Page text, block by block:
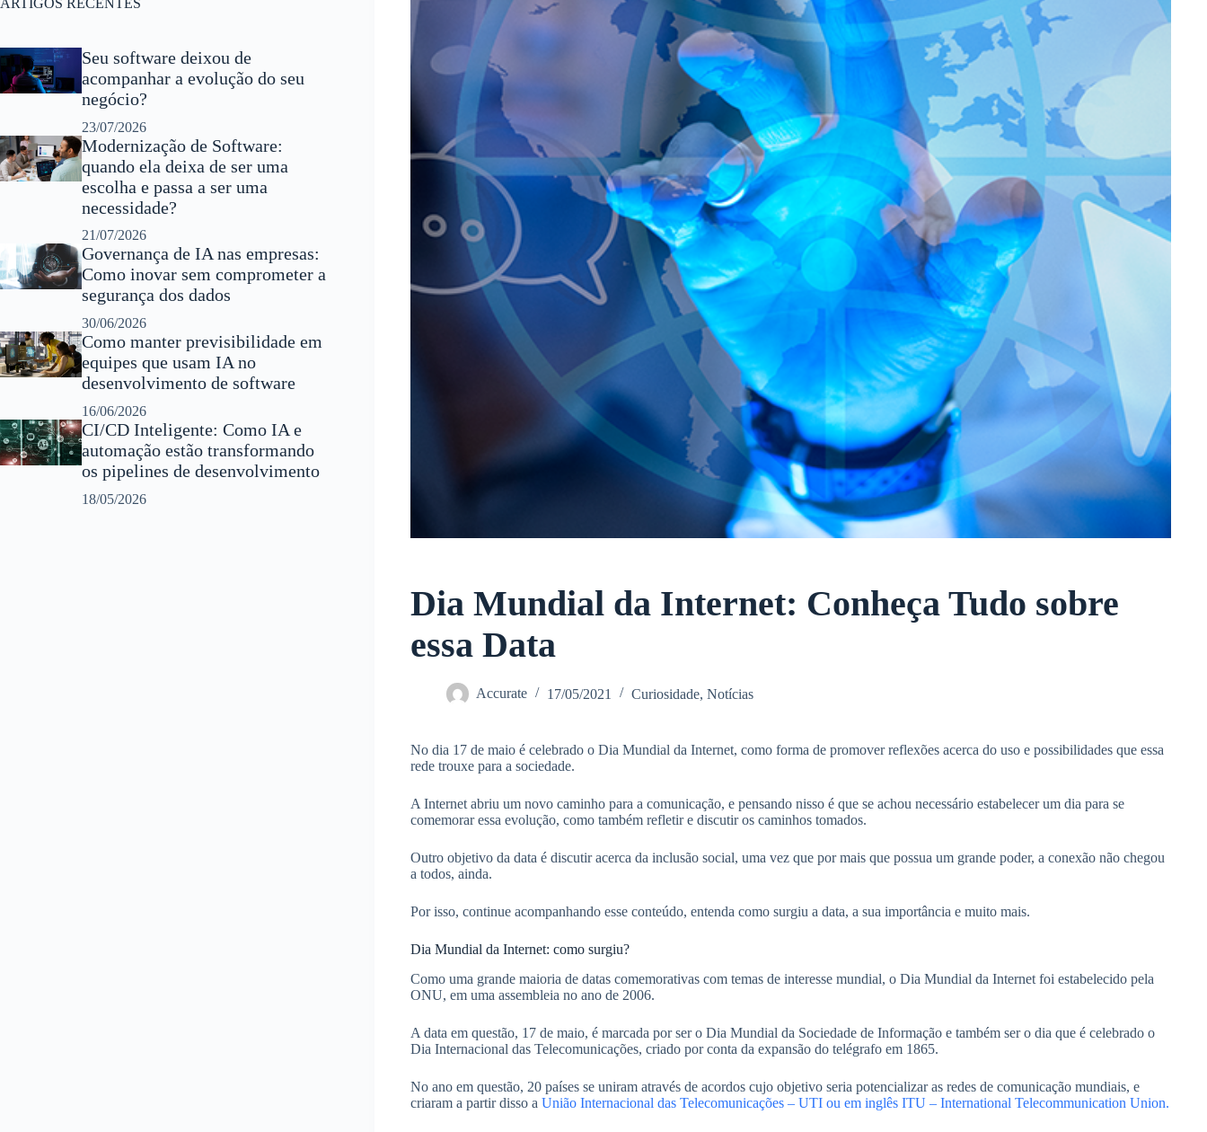
Dia Mundial da Internet: Conheça Tudo sobre
essa Data
Accurate 17/05/2021 Curiosidade, Notícias
No dia 17 de maio é celebrado o Dia Mundial da Internet, como forma de promover reflexões acerca do uso e possibilidades que essa
rede trouxe para a sociedade.
A Internet abriu um novo caminho para a comunicação, e pensando nisso é que se achou necessário estabelecer um dia para se
comemorar essa evolução, como também refletir e discutir os caminhos tomados.
Outro objetivo da data é discutir acerca da inclusão social, uma vez que por mais que possua um grande poder, a conexão não chegou
a todos, ainda.
Por isso, continue acompanhando esse conteúdo, entenda como surgiu a data, a sua importância e muito mais.
Dia Mundial da Internet: como surgiu?
Como uma grande maioria de datas comemorativas com temas de interesse mundial, o Dia Mundial da Internet foi estabelecido pela
ONU, em uma assembleia no ano de 2006.
A data em questão, 17 de maio, é marcada por ser o Dia Mundial da Sociedade de Informação e também ser o dia que é celebrado o
Dia Internacional das Telecomunicações, criado por conta da expansão do telégrafo em 1865.
No ano em questão, 20 países se uniram através de acordos cujo objetivo seria potencializar as redes de comunicação mundiais, e
criaram a partir disso a União Internacional das Telecomunicações – UTI ou em inglês ITU – International Telecommunication Union.
ARTIGOS RECENTES
Seu software deixou de
acompanhar a evolução do seu
negócio?
23/07/2026
Modernização de Software:
quando ela deixa de ser uma
escolha e passa a ser uma
necessidade?
21/07/2026
Governança de IA nas empresas:
Como inovar sem comprometer a
segurança dos dados
30/06/2026
Como manter previsibilidade em
equipes que usam IA no
desenvolvimento de software
16/06/2026
CI/CD Inteligente: Como IA e
automação estão transformando
os pipelines de desenvolvimento
18/05/2026